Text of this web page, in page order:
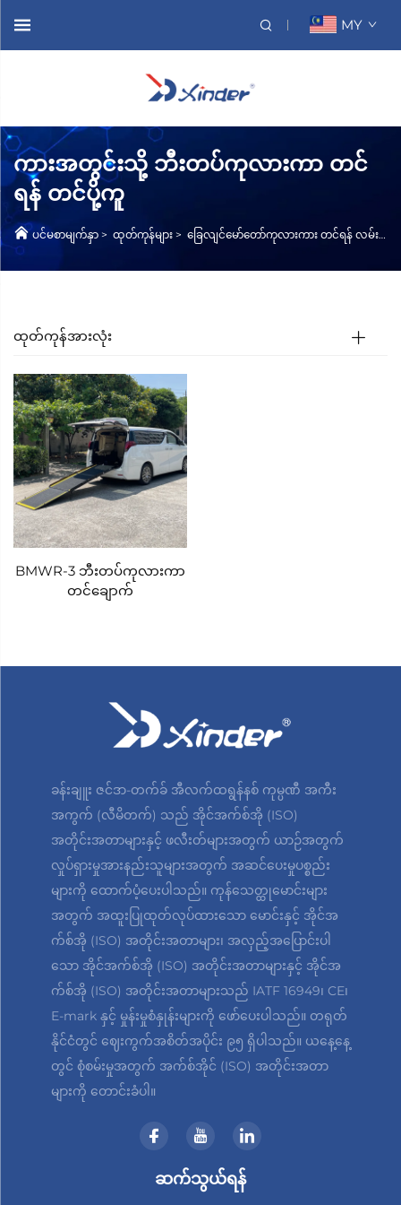
MY
ကားအတွင်းသို့ ဘီးတပ်ကုလားကာ တင်
ရန် တင်ပို့ကူ
ပင်မစာမျက်နှာ > ထုတ်ကုန်များ > ခြေလျင်မော်တော်ကုလားကား တင်ရန် လမ်းဖြောင့်
ထုတ်ကုန်အားလုံး
BMWR-3 ဘီးတပ်ကုလားကာ
တင်ချောက်
ခန်းချူး ဇင်ဒာ-တက်ခ် အီလက်ထရွန်နစ် ကုမ္ပဏီ အကီး
အကွက် (လီမိတက်) သည် အိုင်အက်စ်အို (ISO)
အတိုင်းအတာများနှင့် ဖလီးတ်များအတွက် ယာဉ်အတွက်
လှုပ်ရှားမှုအားနည်းသူများအတွက် အဆင်ပေးမှုပစ္စည်း
များကို ထောက်ပံ့ပေးပါသည်။ ကုန်သေတ္ထုမောင်းများ
အတွက် အထူးပြုထုတ်လုပ်ထားသော မောင်းနှင့် အိုင်အ
က်စ်အို (ISO) အတိုင်းအတာများ၊ အလှည့်အပြောင်းပါ
သော အိုင်အက်စ်အို (ISO) အတိုင်းအတာများနှင့် အိုင်အ
က်စ်အို (ISO) အတိုင်းအတာများသည် IATF 16949၊ CE၊
E-mark နှင့် မှုန်းမှုစံနှုန်းများကို ဖော်ပေးပါသည်။ တရုတ်
နိုင်ငံတွင် ဈေးကွက်အစိတ်အပိုင်း ၉၅ ရှိပါသည်။ ယနေ့နေ့
တွင် စုံစမ်းမှုအတွက် အက်စ်အိုင် (ISO) အတိုင်းအတာ
များကို တောင်းခံပါ။
ဆက်သွယ်ရန်